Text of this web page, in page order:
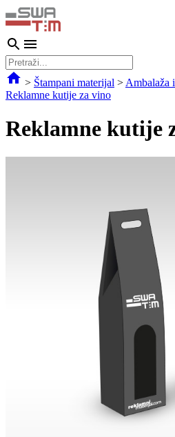
> Štampani materijal > Ambalaža
Reklamne kutije za vino
Reklamne kutije